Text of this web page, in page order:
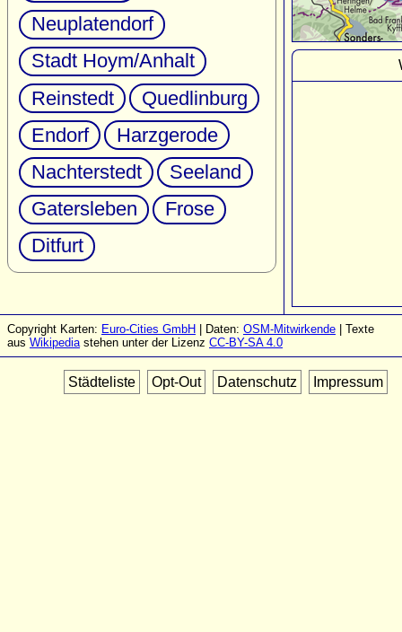
Neuplatendorf
Stadt Hoym/Anhalt
Reinstedt
Quedlinburg
Endorf
Harzgerode
Nachterstedt
Seeland
Gatersleben
Frose
Ditfurt
Copyright Karten: Euro-Cities GmbH | Daten: OSM-Mitwirkende | Texte
aus Wikipediastehen unter der Lizenz CC-BY-SA 4.0
Städteliste Opt-Out Datenschutz Impressum